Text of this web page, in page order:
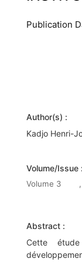
Publication
Author(s) :
Kadjo Henri-
Volume/Issue :
Volume 3 ,
Abstract :
Cette